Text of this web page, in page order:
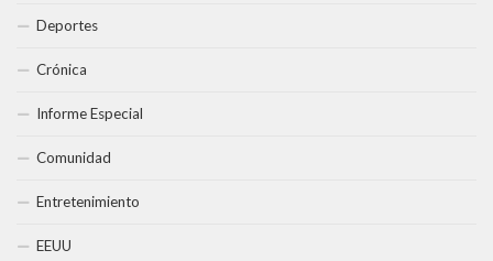
Deportes
Crónica
Informe Especial
Comunidad
Entretenimiento
EEUU